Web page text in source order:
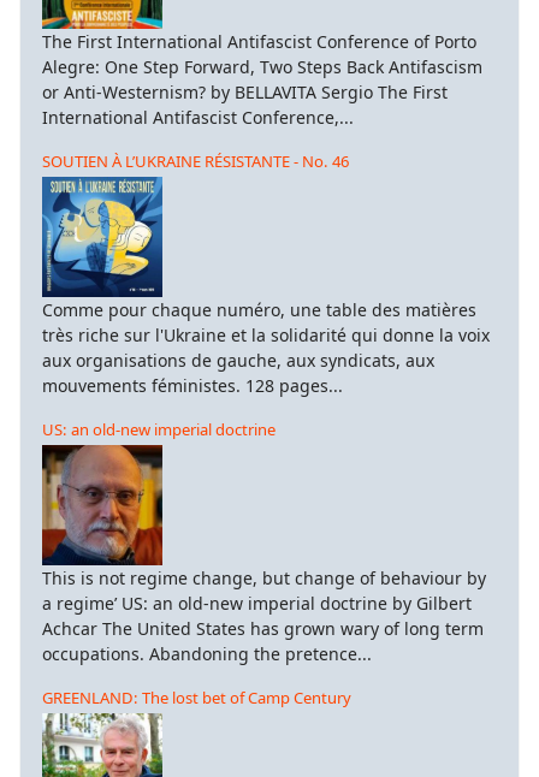
The First International Antifascist Conference of Porto
Alegre: One Step Forward, Two Steps Back Antifascism
or Anti-Westernism? by BELLAVITA Sergio The First
International Antifascist Conference,...
SOUTIEN À L’UKRAINE RÉSISTANTE - No. 46
Comme pour chaque numéro, une table des matières
très riche sur l'Ukraine et la solidarité qui donne la voix
aux organisations de gauche, aux syndicats, aux
mouvements féministes. 128 pages...
US: an old-new imperial doctrine
This is not regime change, but change of behaviour by
a regime’ US: an old-new imperial doctrine by Gilbert
Achcar The United States has grown wary of long term
occupations. Abandoning the pretence...
GREENLAND: The lost bet of Camp Century